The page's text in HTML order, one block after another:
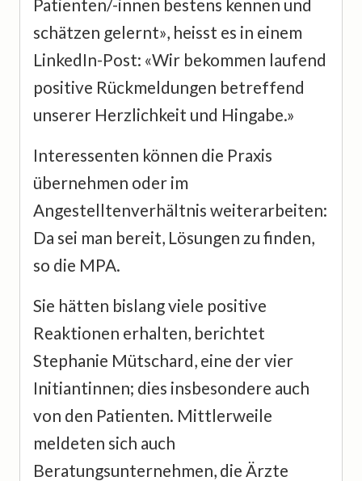
Patienten/-innen bestens kennen und
schätzen gelernt», heisst es in einem
LinkedIn-Post: «Wir bekommen laufend
positive Rückmeldungen betreffend
unserer Herzlichkeit und Hingabe.»
Interessenten können die Praxis
übernehmen oder im
Angestelltenverhältnis weiterarbeiten:
Da sei man bereit, Lösungen zu finden,
so die MPA.
Sie hätten bislang viele positive
Reaktionen erhalten, berichtet
Stephanie Mütschard, eine der vier
Initiantinnen; dies insbesondere auch
von den Patienten. Mittlerweile
meldeten sich auch
Beratungsunternehmen, die Ärzte